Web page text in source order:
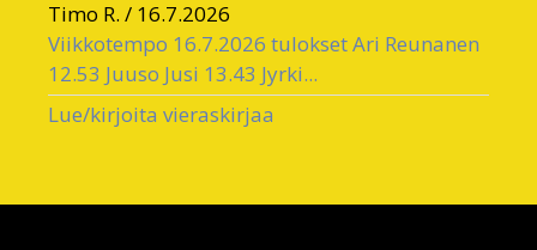
Timo R. / 16.7.2026
Viikkotempo 16.7.2026 tulokset Ari Reunanen
12.53 Juuso Jusi 13.43 Jyrki...
Lue/kirjoita vieraskirjaa